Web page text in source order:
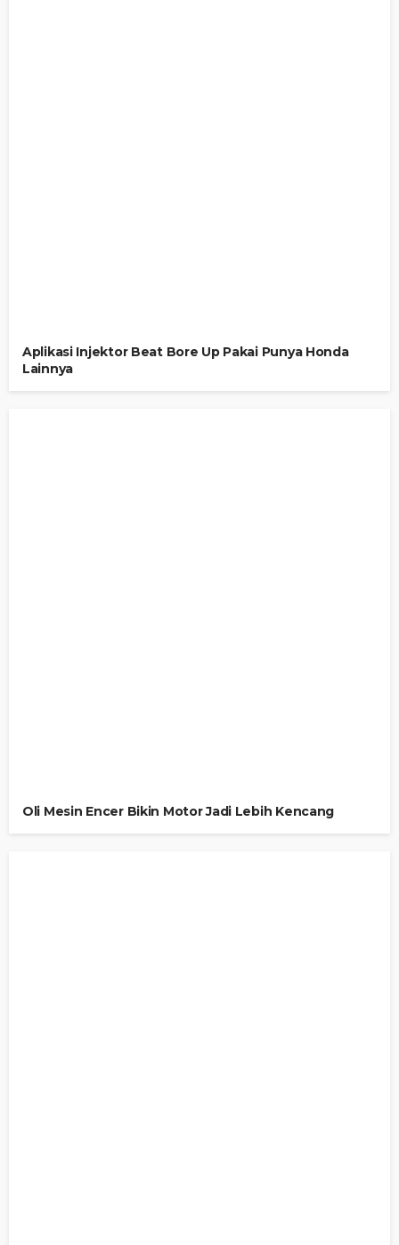
Aplikasi Injektor Beat Bore Up Pakai Punya Honda
Lainnya
Oli Mesin Encer Bikin Motor Jadi Lebih Kencang